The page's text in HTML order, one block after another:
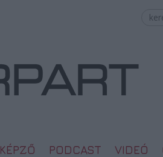
KÉPZŐ PODCAST VIDEÓ